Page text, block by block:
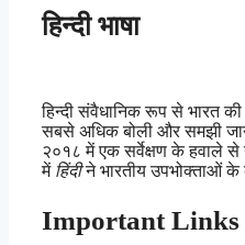
हिन्दी भाषा
हिन्दी संवैधानिक रूप से भारत
सबसे अधिक बोली और समझी
२०१८ में एक सर्वेक्षण के हवाले
में हिंदीने भारतीय उपभोक्ताओं के
Important Links